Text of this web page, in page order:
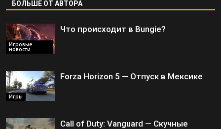
БОЛЬШЕ ОТ АВТОРА
Игровые
новости
Что происходит в Bungie?
Игры
Forza Horizon 5 — Отпуск в Мексике
Call of Duty: Vanguard — Скучные